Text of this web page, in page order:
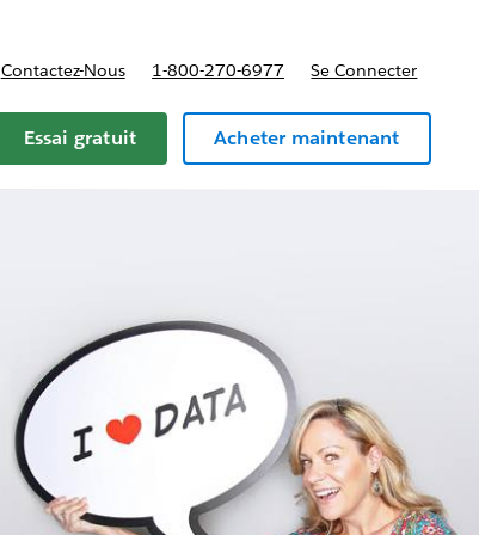
Contactez-Nous 1-800-270-6977 Se Connecter
Essai gratuit Acheter maintenant